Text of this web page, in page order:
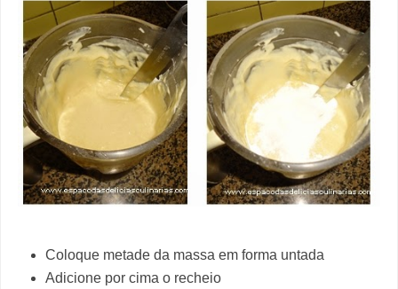
Coloque metade da massa em forma untada
Adicione por cima o recheio